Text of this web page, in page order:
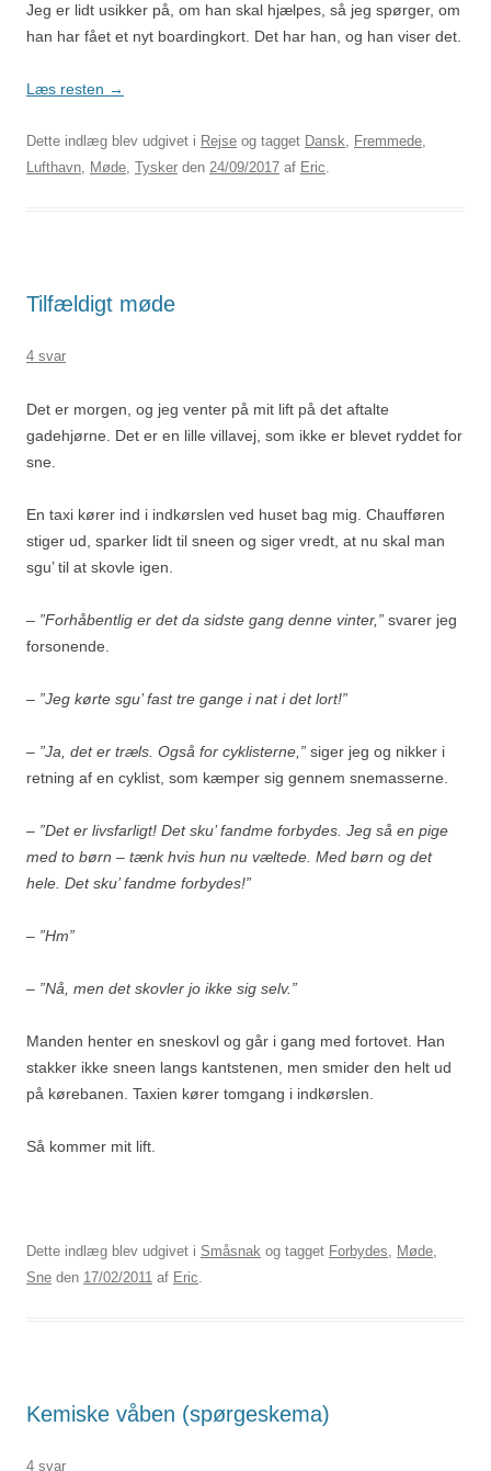
Jeg er lidt usikker på, om han skal hjælpes, så jeg spørger, om
han har fået et nyt boardingkort. Det har han, og han viser det.
Læs resten →
Dette indlæg blev udgivet i Rejse og tagget Dansk, Fremmede,
Lufthavn, Møde, Tysker den 24/09/2017 af Eric.
Tilfældigt møde
4 svar
Det er morgen, og jeg venter på mit lift på det aftalte
gadehjørne. Det er en lille villavej, som ikke er blevet ryddet for
sne.
En taxi kører ind i indkørslen ved huset bag mig. Chaufføren
stiger ud, sparker lidt til sneen og siger vredt, at nu skal man
sgu’ til at skovle igen.
– ”Forhåbentlig er det da sidste gang denne vinter,” svarer jeg
forsonende.
– ”Jeg kørte sgu’ fast tre gange i nat i det lort!”
– ”Ja, det er træls. Også for cyklisterne,” siger jeg og nikker i
retning af en cyklist, som kæmper sig gennem snemasserne.
– ”Det er livsfarligt! Det sku’ fandme forbydes. Jeg så en pige
med to børn – tænk hvis hun nu væltede. Med børn og det
hele. Det sku’ fandme forbydes!”
– ”Hm”
– ”Nå, men det skovler jo ikke sig selv.”
Manden henter en sneskovl og går i gang med fortovet. Han
stakker ikke sneen langs kantstenen, men smider den helt ud
på kørebanen. Taxien kører tomgang i indkørslen.
Så kommer mit lift.
Dette indlæg blev udgivet i Småsnak og tagget Forbydes, Møde,
Sne den 17/02/2011 af Eric.
Kemiske våben (spørgeskema)
4 svar